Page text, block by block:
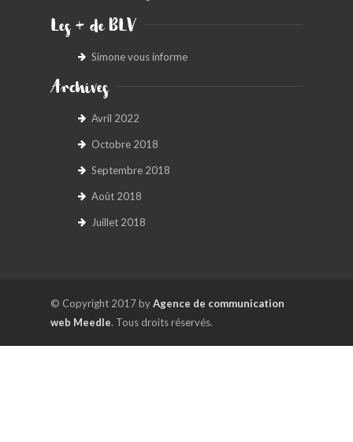
Les + de BLV
Simone vous informe
Archives
Avril 2022
Octobre 2018
Septembre 2018
Août 2018
Juillet 2018
© Copyright 2017 byAgence de communication
web Meedle. Tous droits réservés.